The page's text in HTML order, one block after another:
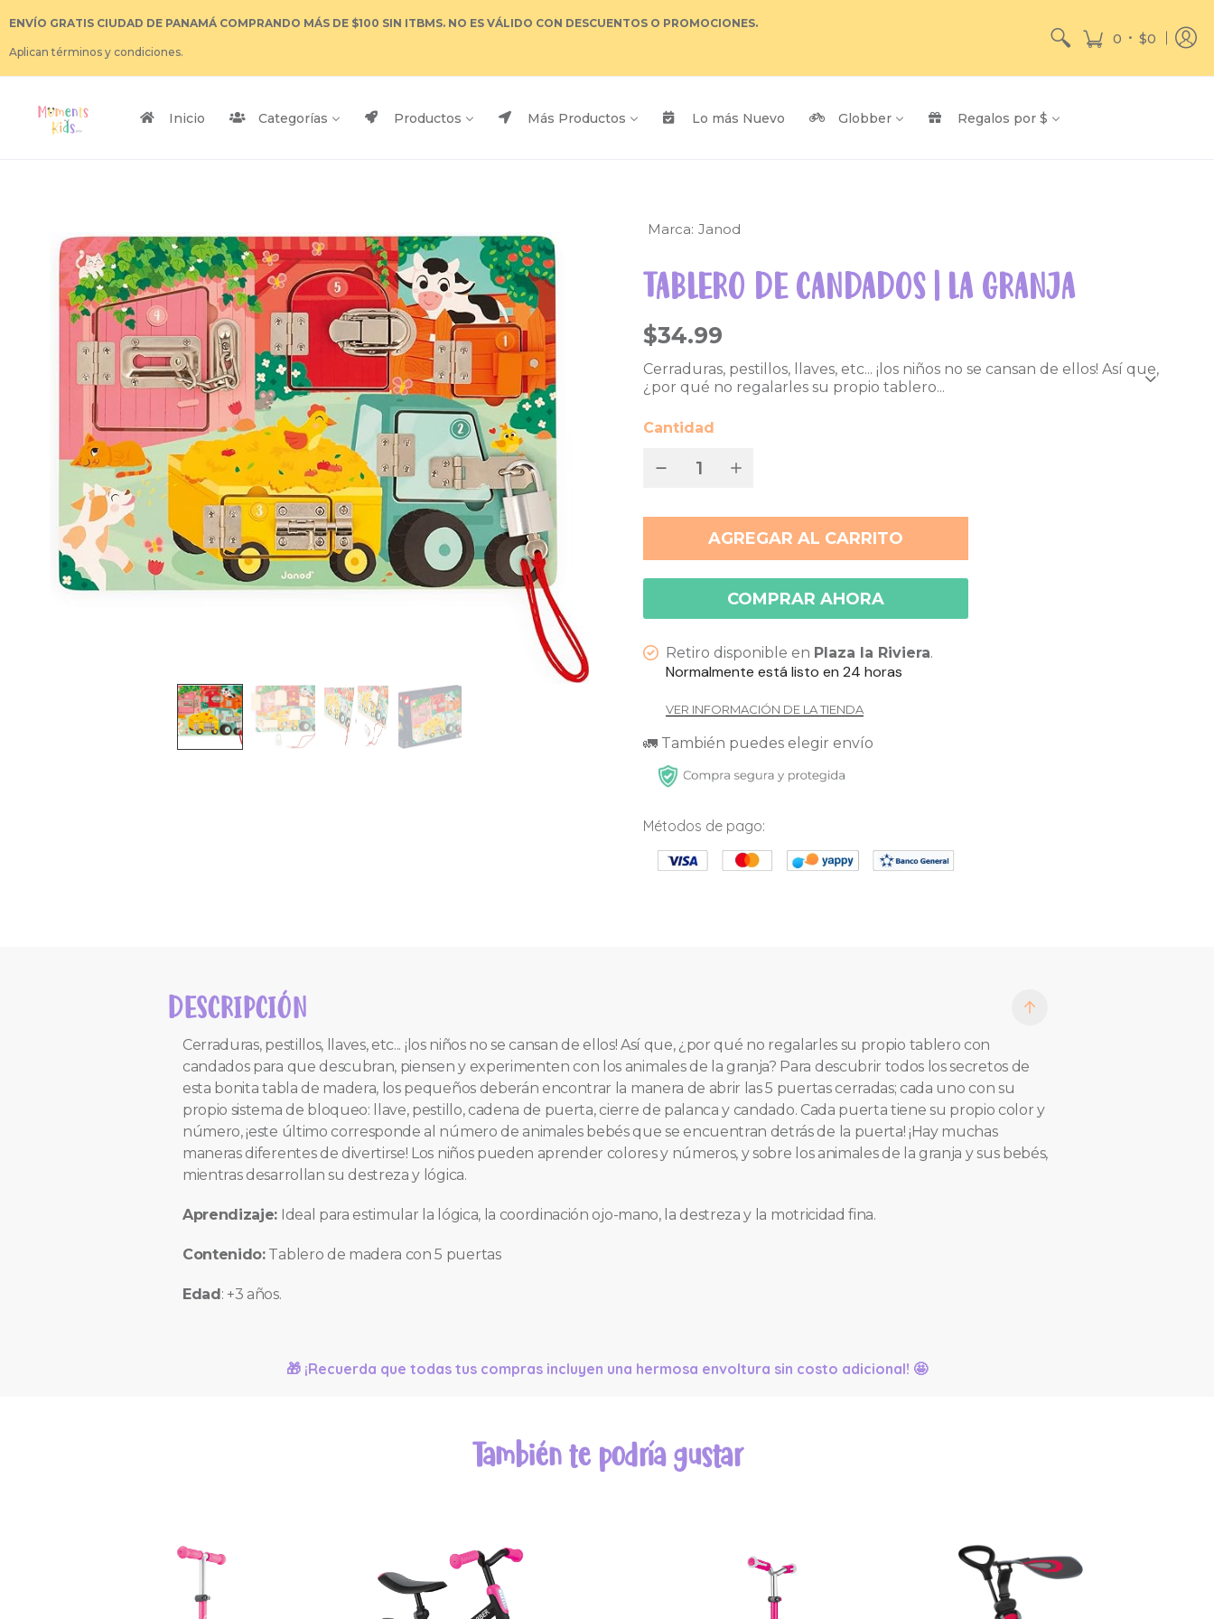
ENVÍO GRATIS CIUDAD DE PANAMÁ COMPRANDO MÁS DE $100 SIN ITBMS. NO ES VÁLIDO CON DESCUENTOS O PROMOCIONES.
Aplican términos y condiciones.
0 • $0
Inicio Categorías Productos Más Productos Lo más Nuevo Globber Regalos por $
Marca: Janod
TABLERO DE CANDADOS | LA GRANJA
$34.99
Cerraduras, pestillos, llaves, etc... ¡los niños no se cansan de ellos! Así que,
¿por qué no regalarles su propio tablero...
Cantidad
AGREGAR AL CARRITO
COMPRAR AHORA
Retiro disponible en Plaza la Riviera.
Normalmente está listo en 24 horas
VER INFORMACIÓN DE LA TIENDA
🚛 También puedes elegir envío
Métodos de pago:
DESCRIPCIÓN
Cerraduras, pestillos, llaves, etc... ¡los niños no se cansan de ellos! Así que, ¿por qué no regalarles su propio tablero con
candados para que descubran, piensen y experimenten con los animales de la granja? Para descubrir todos los secretos de
esta bonita tabla de madera, los pequeños deberán encontrar la manera de abrir las 5 puertas cerradas; cada uno con su
propio sistema de bloqueo: llave, pestillo, cadena de puerta, cierre de palanca y candado. Cada puerta tiene su propio color y
número, ¡este último corresponde al número de animales bebés que se encuentran detrás de la puerta! ¡Hay muchas
maneras diferentes de divertirse! Los niños pueden aprender colores y números, y sobre los animales de la granja y sus bebés,
mientras desarrollan su destreza y lógica.
Aprendizaje: Ideal para estimular la lógica, la coordinación ojo-mano, la destreza y la motricidad fina.
Contenido:Tablero de madera con 5 puertas
Edad : +3 años.
🎁 ¡Recuerda que todas tus compras incluyen una hermosa envoltura sin costo adicional! 🤩
También te podría gustar